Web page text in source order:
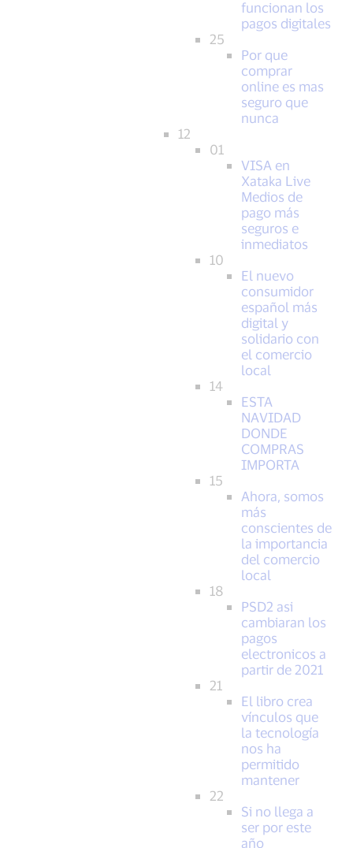
funcionan los
pagos digitales
25
Por que
comprar
online es mas
seguro que
nunca
12
01
VISA en
Xataka Live
Medios de
pago más
seguros e
inmediatos
10
El nuevo
consumidor
español más
digital y
solidario con
el comercio
local
14
ESTA
NAVIDAD
DONDE
COMPRAS
IMPORTA
15
Ahora, somos
más
conscientes de
la importancia
del comercio
local
18
PSD2 asi
cambiaran los
pagos
electronicos a
partir de 2021
21
El libro crea
vínculos que
la tecnología
nos ha
permitido
mantener
22
Si no llega a
ser por este
año